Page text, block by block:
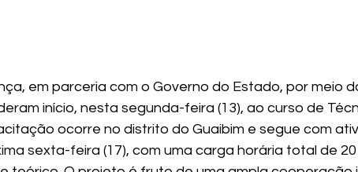
em parceria com o Governo do Estado, por meio
início, nesta segunda-feira (13), ao curso de
ocorre no distrito do Guaibim e segue com
sexta-feira (17), com uma carga horária total de